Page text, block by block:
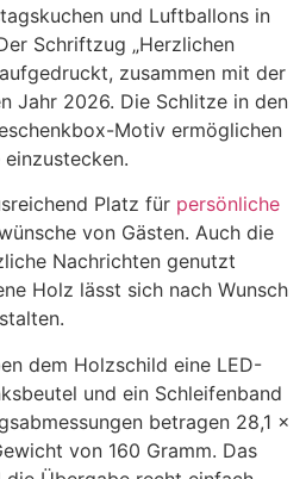
und Luftballons in
Schriftzug „Herzlichen
zusammen mit der
Jahr 2026. Die Schlitze in den
Motiv ermöglichen
Platz für persönliche
von Gästen. Auch die
Nachrichten genutzt
Holz lässt sich nach Wunsch
dem Holzschild eine LED-
und ein Schleifenband
betragen 28,1 x
von 160 Gramm. Das